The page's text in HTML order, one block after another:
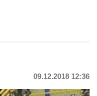
09.12.2018 12:36